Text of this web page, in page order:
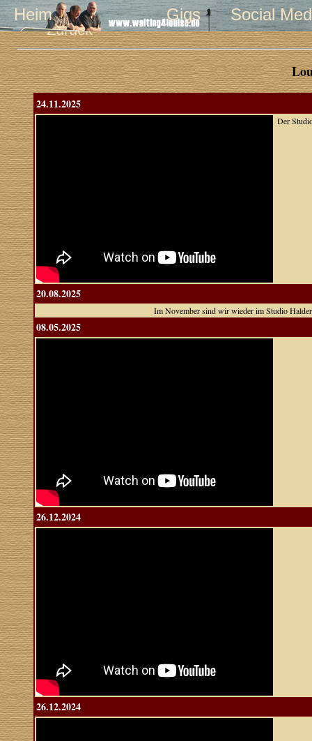
Heim Gigs Social
Zurück
24.11.2025
Der
20.08.2025
Im November sind wir wieder im Studio
08.05.2025
26.12.2024
26.12.2024